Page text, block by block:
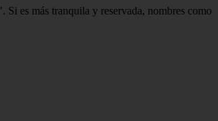
es más tranquila y reservada, nombres como